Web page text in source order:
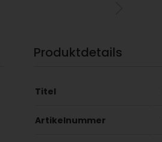
Produktdetails
Titel
Artikelnummer